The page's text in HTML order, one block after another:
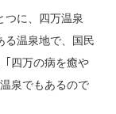
つに、四万温泉
る温泉地で、国民
｢四万の病を癒や
泉でもあるので